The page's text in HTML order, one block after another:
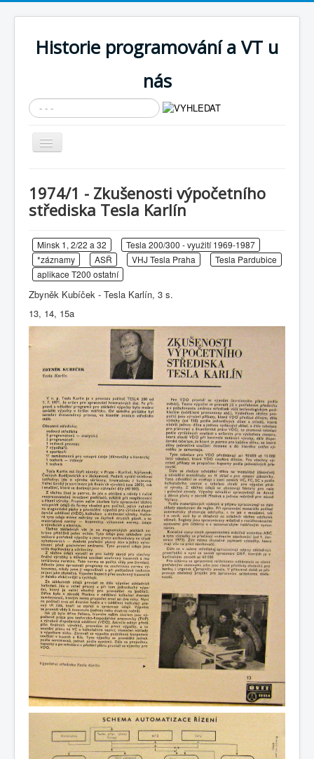
Historie programování a VT u
nás
Vyhledávání...
Přepnout
navigaci
Cíle expozice
Současnost SW a IT
KNIHOVNA
Historické počítače
COBOL
O nás
Úvod
M - virtuální sbírka TM v Brně
větší souhrnné komplety
Dataservis - zpravodaj ÚVT Tesla
Dataservis ÚVTT 1974-1978
1974/1
1974/1 - Zkušenosti výpočetního střediska Tesla Karlín
1974/1 - Zkušenosti výpočetního
střediska Tesla Karlín
Minsk 1, 2/22 a 32
Tesla 200/300 - využití 1969-1987
*záznamy
ASŘ VHJ Tesla Praha
Tesla Pardubice
aplikace T200 ostatní
Zbyněk Kubíček - Tesla Karlín, 3 s.
13, 14, 15a